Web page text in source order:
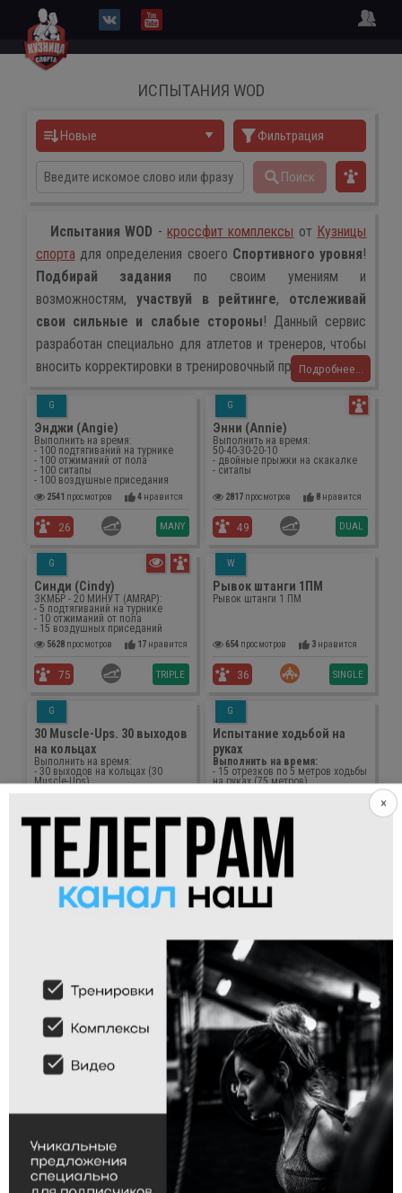
ИСПЫТАНИЯ WOD
Новые Фильтрация
Поиск
Испытания WOD - кроссфит комплексы от Кузницы
спорта для определения своего Спортивного уровня!
Подбирай задания по своим умениям и
возможностям, участвуй в рейтинге, отслеживай
свои сильные и слабые стороны! Данный сервис
разработан специально для атлетов и тренеров, чтобы
вносить корректировки в тренировочный процесс!
Подробнее...
G
Энджи (Angie)
Выполнить на время:
- 100 подтягиваний на турнике
- 100 отжиманий от пола
- 100 ситапы
- 100 воздушные приседания
2541 просмотров 4нравится
26 MANY
G
Энни (Annie)
Выполнить на время:
50-40-30-20-10
- двойные прыжки на скакалке
- ситапы
2817просмотров 8нравится
49 DUAL
G
Синди (Cindy)
ЗКМБР - 20 МИНУТ (AMRAP):
- 5 подтягиваний на турнике
- 10 отжиманий от пола
- 15 воздушных приседаний
5628просмотров 17нравится
75 TRIPLE
W
Рывок штанги 1ПМ
Рывок штанги 1 ПМ
654просмотров 3нравится
36 SINGLE
G
30 Muscle-Ups. 30 выходов
на кольцах
Выполнить на время:
- 30 выходов на кольцах (30
Muscle-Ups)
4 SINGLE
G
Испытание ходьбой на
руках
Выполнить на время:
- 15 отрезков по 5 метров ходьбы
на руках (75 метров)
11
DT (ДТ)
Выполнить 5 раундов на время:
- 12 становая тяга 70/47кг
- 6 швунги со штангой 70/47кг
нравится
16 TRIPLE
WM
Crossfit Open 13.2
ЗКМБР - 10 МИНУТ:
- 5 Швунги со штангой 50/35кг
1071просмотров
TRIPLE
Гребля 2000 метров на гребном
тренажере Concept 2
нравится
34 SINGLE
Гребля 500 метров
Гребля 500 метров на гребном
тренажере Concept 2
2601просмотров 5нравится
35 SINGLE
W
Становая тяга 1ПМ
Становая тяга установить 1ПМ
Фронтальный присед 1ПМ
Фронтальный присед установить
×